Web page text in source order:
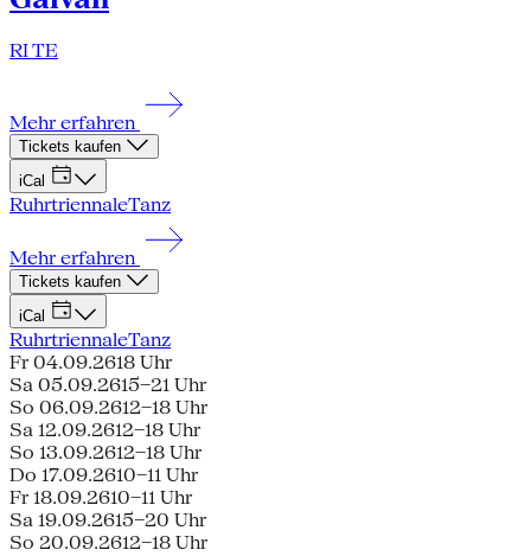
RI TE
Mehr erfahren
Tickets kaufen
iCal
RuhrtriennaleTanz
Mehr erfahren
Tickets kaufen
iCal
RuhrtriennaleTanz
Fr 04.09.2618 Uhr
Sa 05.09.2615–21 Uhr
So 06.09.2612–18 Uhr
Sa 12.09.2612–18 Uhr
So 13.09.2612–18 Uhr
Do 17.09.2610–11 Uhr
Fr 18.09.2610–11 Uhr
Sa 19.09.2615–20 Uhr
So 20.09.2612–18 Uhr